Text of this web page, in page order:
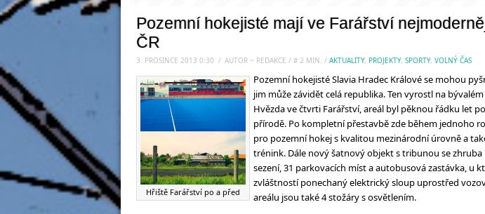
Pozemní hokejisté mají ve Farářství
ČR
3. PROSINCE 2013 0:30 / AUTOR ~ REDAKCE / # 2 MIN. / AKTUALITY, PROJEKTY, SPORTY, VOLNÝ ČAS
Hřiště Farářství po a před
Pozemní hokejisté Slavia Hradec Králové se mohou
jim může závidět celá republika. Ten vyrostl na
Hvězda ve čtvrti Farářství, areál byl pěknou řádku let
přírodě. Po kompletní přestavbě zde během jednoho
pro pozemní hokej s kvalitou mezinárodní úrovně a
trénink. Dále nový šatnový objekt s tribunou se zhruba
sezení, 31 parkovacích míst a autobusová zastávka, u
zvláštností ponechaný elektrický sloup uprostřed
areálu jsou také 4 stožáry s osvětlením.